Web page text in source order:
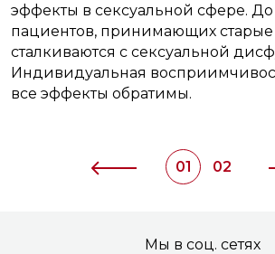
эффекты в сексуальной сфере. До
пациентов, принимающих старые
сталкиваются с сексуальной
Индивидуальная
все эффекты обратимы.
01 02
Мы в соц. сетях